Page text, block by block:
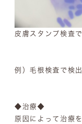
皮膚スタンプ検査
例）毛根検査で検
◆治療◆
原因によって治療